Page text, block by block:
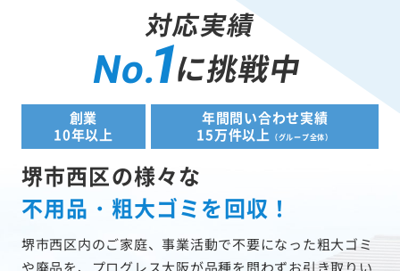
対応実績
No.1に挑戦中
創業
10年以上
年間問い合わせ実績
15万件以上
（グループ全体）
堺市西区の様々な
不用品・粗大ゴミを回収！
堺市西区内のご家庭、事業活動で不要になった粗大ゴミ
や廃品を、プログレス大阪が品種を問わずお引き取りい